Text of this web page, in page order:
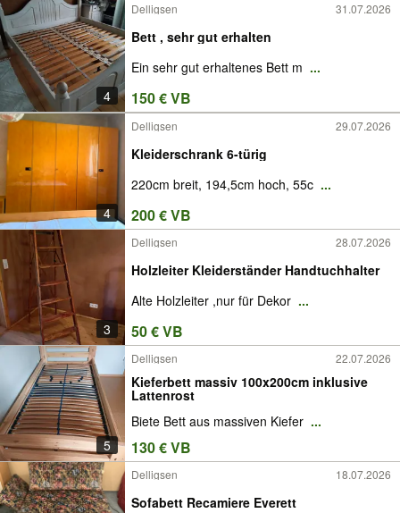
4
Delligsen 31.07.2026
Bett , sehr gut erhalten
Ein sehr gut erhaltenes Bett m ...
150 € VB
4
Delligsen 29.07.2026
Kleiderschrank 6-türig
220cm breit, 194,5cm hoch, 55c ...
200 € VB
3
Delligsen 28.07.2026
Holzleiter Kleiderständer Handtuchhalter
Alte Holzleiter ,nur für Dekor ...
50 € VB
5
Delligsen 22.07.2026
Kieferbett massiv 100x200cm inklusive
Lattenrost
Biete Bett aus massiven Kiefer ...
130 € VB
Delligsen 18.07.2026
Sofabett Recamiere Everett